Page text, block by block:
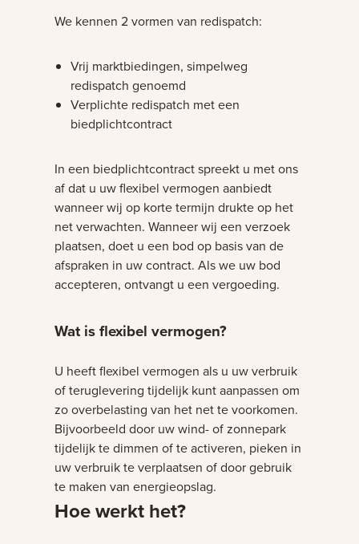
We kennen 2 vormen van redispatch:
Vrij marktbiedingen, simpelweg
redispatch genoemd
Verplichte redispatch met een
biedplichtcontract
In een biedplichtcontract spreekt u met ons
af dat u uw flexibel vermogen aanbiedt
wanneer wij op korte termijn drukte op het
net verwachten. Wanneer wij een verzoek
plaatsen, doet u een bod op basis van de
afspraken in uw contract. Als we uw bod
accepteren, ontvangt u een vergoeding.
Wat is flexibel vermogen?
U heeft flexibel vermogen als u uw verbruik
of teruglevering tijdelijk kunt aanpassen om
zo overbelasting van het net te voorkomen.
Bijvoorbeeld door uw wind- of zonnepark
tijdelijk te dimmen of te activeren, pieken in
uw verbruik te verplaatsen of door gebruik
te maken van energieopslag.
Hoe werkt het?